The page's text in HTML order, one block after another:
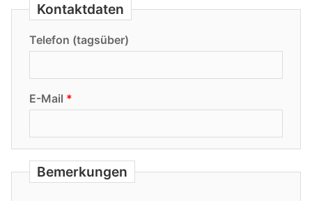
Kontaktdaten
Telefon (tagsüber)
E-Mail
Bemerkungen